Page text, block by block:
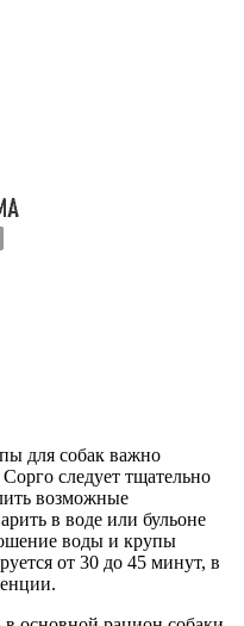
для собак важно
следует тщательно
возможные
в воде или бульоне
воды и крупы
от 30 до 45 минут, в